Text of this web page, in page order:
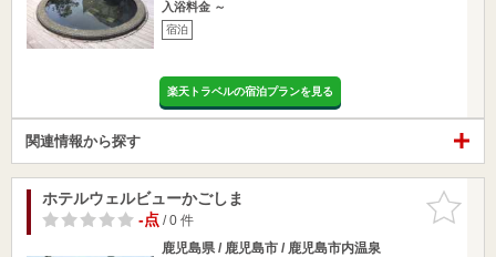
入浴料金 ～
宿泊
楽天トラベルの宿泊プランを見る
関連情報から探す
お気に入
りに追加
ホテルウェルビューかごしま
-点/ 0 件
鹿児島県 / 鹿児島市 / 鹿児島市内温泉